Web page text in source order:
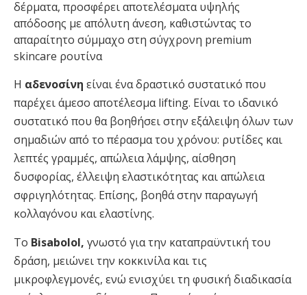
δέρματα, προσφέρει αποτελέσματα υψηλής
απόδοσης με απόλυτη άνεση, καθιστώντας το
απαραίτητο σύμμαχο στη σύγχρονη premium
skincare ρουτίνα
Η αδενοσίνη είναι ένα δραστικό συστατικό που
παρέχει άμεσο αποτέλεσμα lifting. Είναι το ιδανικό
συστατικό που θα βοηθήσει στην εξάλειψη όλων των
σημαδιών από το πέρασμα του χρόνου: ρυτίδες και
λεπτές γραμμές, απώλεια λάμψης, αίσθηση
δυσφορίας, έλλειψη ελαστικότητας και απώλεια
σφριγηλότητας. Επίσης, βοηθά στην παραγωγή
κολλαγόνου και ελαστίνης.
Το Bisabolol, γνωστό για την καταπραϋντική του
δράση, μειώνει την κοκκινίλα και τις
μικροφλεγμονές, ενώ ενισχύει τη φυσική διαδικασία